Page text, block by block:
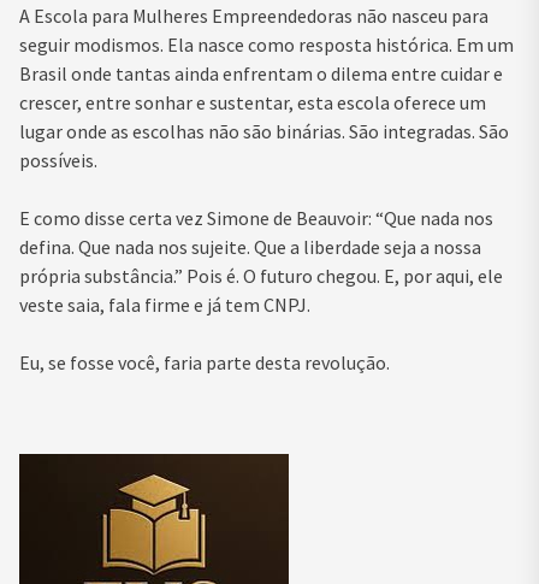
A Escola para Mulheres Empreendedoras não nasceu para
seguir modismos. Ela nasce como resposta histórica. Em um
Brasil onde tantas ainda enfrentam o dilema entre cuidar e
crescer, entre sonhar e sustentar, esta escola oferece um
lugar onde as escolhas não são binárias. São integradas. São
possíveis.
E como disse certa vez Simone de Beauvoir: “Que nada nos
defina. Que nada nos sujeite. Que a liberdade seja a nossa
própria substância.” Pois é. O futuro chegou. E, por aqui, ele
veste saia, fala firme e já tem CNPJ.
Eu, se fosse você, faria parte desta revolução.